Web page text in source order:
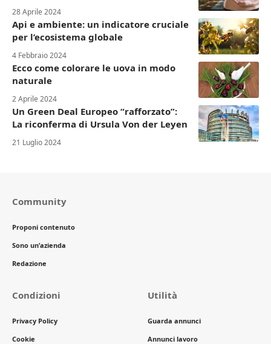
28 Aprile 2024
Api e ambiente: un indicatore cruciale
per l’ecosistema globale
4 Febbraio 2024
Ecco come colorare le uova in modo
naturale
2 Aprile 2024
Un Green Deal Europeo “rafforzato”:
La riconferma di Ursula Von der Leyen
21 Luglio 2024
Community
Proponi contenuto
Sono un’azienda
Redazione
Condizioni
Privacy Policy
Cookie
Utilità
Guarda annunci
Annunci lavoro